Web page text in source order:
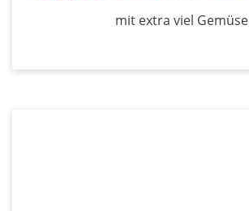
mit extra viel Gemüse